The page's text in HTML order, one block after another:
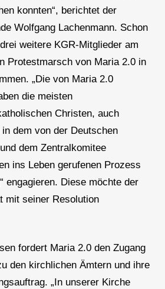
konnten“, berichtet der
Wolfgang Lachenmann. Schon
weitere KGR-Mitglieder am
Protestmarsch von Maria 2.0 in
„Die von Maria 2.0
die meisten
Christen, auch
dem von der Deutschen
dem Zentralkomitee
ins Leben gerufenen Prozess
engagieren. Diese möchte der
mit seiner Resolution
fordert Maria 2.0 den Zugang
den kirchlichen Ämtern und ihre
„In unserer Kirche